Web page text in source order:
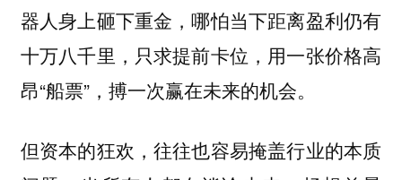
器人身上砸下重金，哪怕当下距离盈利仍有
十万八千里，只求提前卡位，用一张价格高
昂“船票”，搏一次赢在未来的机会。
但资本的狂欢，往往也容易掩盖行业的本质